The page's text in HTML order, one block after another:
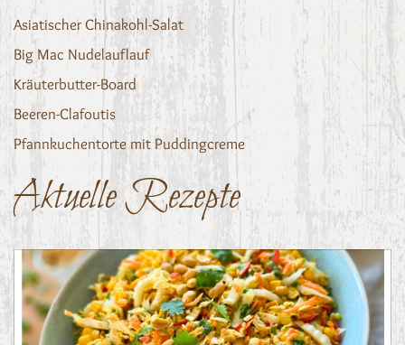
Asiatischer Chinakohl-Salat
Big Mac Nudelauflauf
Kräuterbutter-Board
Beeren-Clafoutis
Pfannkuchentorte mit Puddingcreme
Aktuelle Rezepte